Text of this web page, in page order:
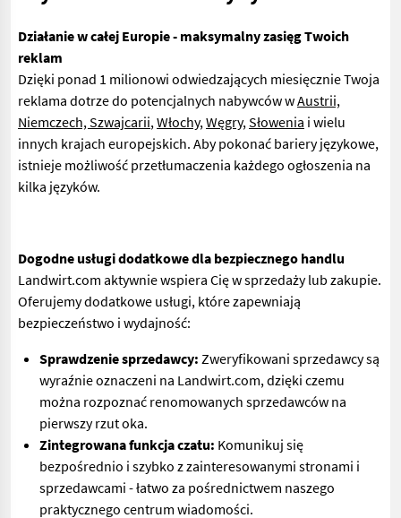
Działanie w całej Europie - maksymalny zasięg Twoich
reklam
Dzięki ponad 1 milionowi odwiedzających miesięcznie Twoja
reklama dotrze do potencjalnych nabywców wAustrii,
Niemczech, Szwajcarii,Włochy,Węgry,Słowenia i wielu
innych krajach europejskich. Aby pokonać bariery językowe,
istnieje możliwość przetłumaczenia każdego ogłoszenia na
kilka języków.
Dogodne usługi dodatkowe dla bezpiecznego handlu
Landwirt.com aktywnie wspiera Cię w sprzedaży lub zakupie.
Oferujemy dodatkowe usługi, które zapewniają
bezpieczeństwo i wydajność:
Sprawdzenie sprzedawcy: Zweryfikowani sprzedawcy są
wyraźnie oznaczeni na Landwirt.com, dzięki czemu
można rozpoznać renomowanych sprzedawców na
pierwszy rzut oka.
Zintegrowana funkcja czatu: Komunikuj się
bezpośrednio i szybko z zainteresowanymi stronami i
sprzedawcami - łatwo za pośrednictwem naszego
praktycznego centrum wiadomości.